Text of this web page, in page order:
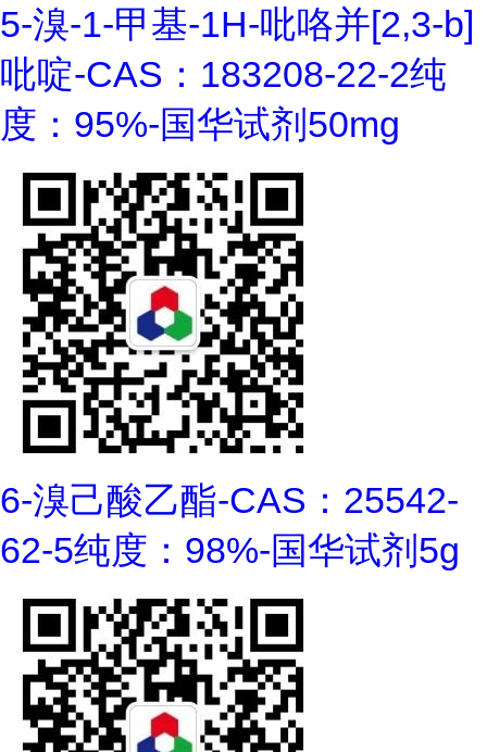
5-溴-1-甲基-1H-吡咯并[2,3-b]
吡啶-CAS：183208-22-2纯
度：95%-国华试剂50mg
6-溴己酸乙酯-CAS：25542-
62-5纯度：98%-国华试剂5g